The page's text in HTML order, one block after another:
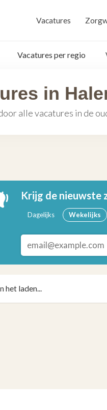
Vacatures
Vacatures per regio
in
alle vacatures in de
Krijg de nieuwste
Dagelijks Wekelijks
het laden...